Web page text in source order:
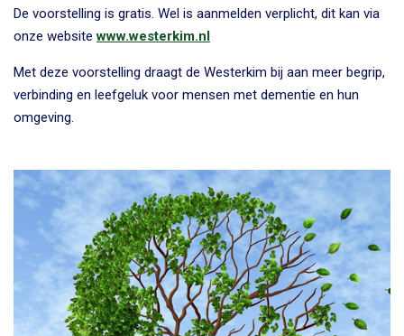
De voorstelling is gratis. Wel is aanmelden verplicht, dit kan via
onze website www.westerkim.nl
Met deze voorstelling draagt de Westerkim bij aan meer begrip,
verbinding en leefgeluk voor mensen met dementie en hun
omgeving.